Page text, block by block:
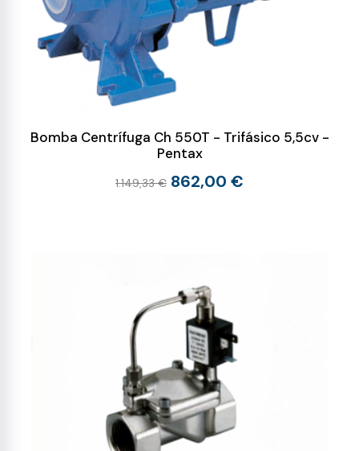
Bomba Centrífuga Ch 550T - Trifásico 5,5cv -
Pentax
1.149,33 € 862,00 €